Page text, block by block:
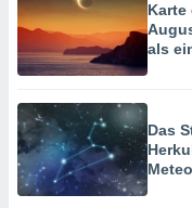
Karte
als
Das